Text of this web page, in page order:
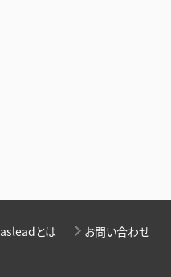
asleadとは お問い合わせ